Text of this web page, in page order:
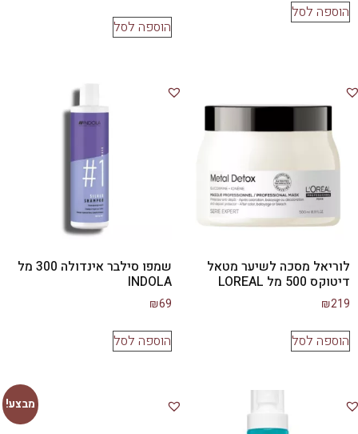
הוספה לסל
הוספה לסל
לוריאל מסכה לשיער מטאל
דיטוקס 500 מל LOREAL
₪219
הוספה לסל
שמפו סילבר אינדולה 300 מל
INDOLA
₪69
הוספה לסל
מבצע!